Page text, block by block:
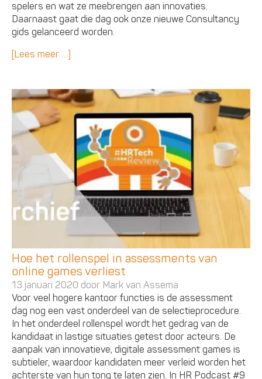
spelers en wat ze meebrengen aan innovaties.
Daarnaast gaat die dag ook onze nieuwe Consultancy
gids gelanceerd worden.
[Lees meer …]
Hoe het rollenspel in assessments van
online games verliest
13 januari 2020 door Mark van Assema
Voor veel hogere kantoor functies is de assessment
dag nog een vast onderdeel van de selectieprocedure.
In het onderdeel rollenspel wordt het gedrag van de
kandidaat in lastige situaties getest door acteurs. De
aanpak van innovatieve, digitale assessment games is
subtieler, waardoor kandidaten meer verleid worden het
achterste van hun tong te laten zien. In HR Podcast #9